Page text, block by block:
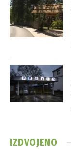
IZDVOJENO